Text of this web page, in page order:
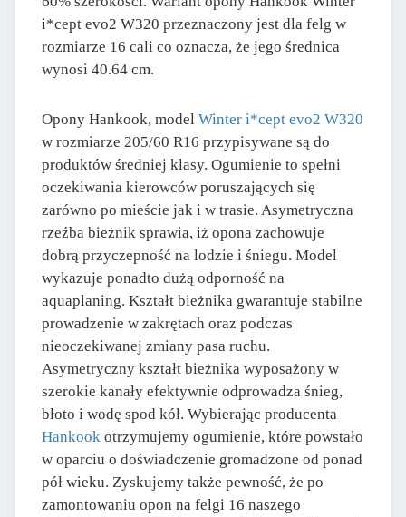
i*cept evo2 W320 przeznaczony jest dla felg w
rozmiarze 16 cali co oznacza, że jego średnica
wynosi 40.64 cm.
Opony Hankook, model Winter i*cept evo2 W320
w rozmiarze 205/60 R16 przypisywane są do
produktów średniej klasy. Ogumienie to spełni
oczekiwania kierowców poruszających się
zarówno po mieście jak i w trasie. Asymetryczna
rzeźba bieżnik sprawia, iż opona zachowuje
dobrą przyczepność na lodzie i śniegu. Model
wykazuje ponadto dużą odporność na
aquaplaning. Kształt bieżnika gwarantuje stabilne
prowadzenie w zakrętach oraz podczas
nieoczekiwanej zmiany pasa ruchu.
Asymetryczny kształt bieżnika wyposażony w
szerokie kanały efektywnie odprowadza śnieg,
błoto i wodę spod kół. Wybierając producenta
Hankook otrzymujemy ogumienie, które powstało
w oparciu o doświadczenie gromadzone od ponad
pół wieku. Zyskujemy także pewność, że po
zamontowaniu opon na felgi 16 naszego